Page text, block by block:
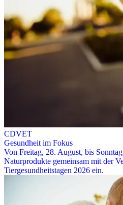
CDVET
Gesundheit im Fokus
Von Freitag, 28. August, bis
Naturprodukte gemeinsam mit der
Tiergesundheitstagen 2026 ein.